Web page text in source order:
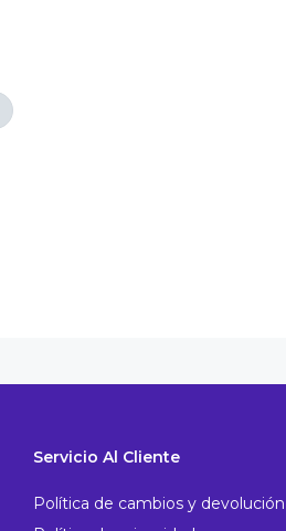
Servicio Al Cliente
Política de cambios y devolución